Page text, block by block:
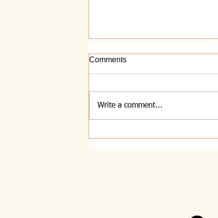
8.8.2026 - Majhna
Comments
Write a comment...